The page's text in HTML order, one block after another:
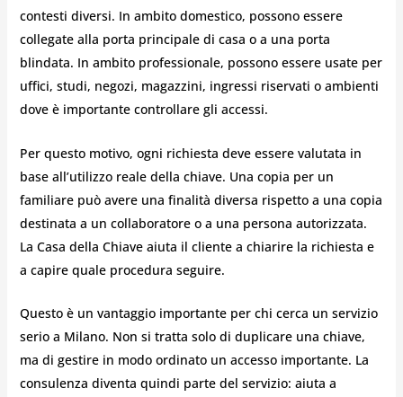
contesti diversi. In ambito domestico, possono essere
collegate alla porta principale di casa o a una porta
blindata. In ambito professionale, possono essere usate per
uffici, studi, negozi, magazzini, ingressi riservati o ambienti
dove è importante controllare gli accessi.
Per questo motivo, ogni richiesta deve essere valutata in
base all’utilizzo reale della chiave. Una copia per un
familiare può avere una finalità diversa rispetto a una copia
destinata a un collaboratore o a una persona autorizzata.
La Casa della Chiave aiuta il cliente a chiarire la richiesta e
a capire quale procedura seguire.
Questo è un vantaggio importante per chi cerca un servizio
serio a Milano. Non si tratta solo di duplicare una chiave,
ma di gestire in modo ordinato un accesso importante. La
consulenza diventa quindi parte del servizio: aiuta a